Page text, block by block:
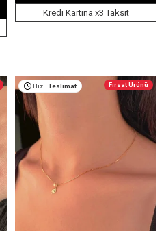
Kredi Kartına x3 Taksit
Hızlı Teslimat Fırsat Ürünü